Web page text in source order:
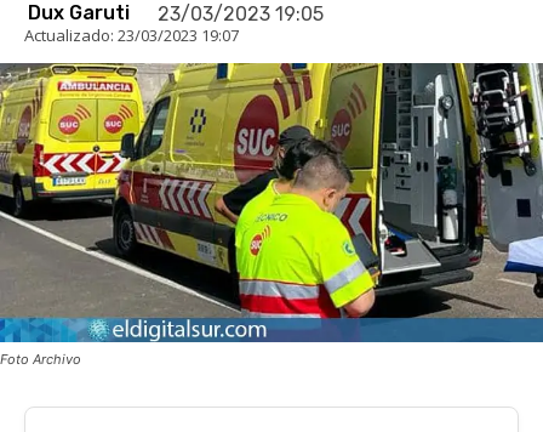
Dux Garuti 23/03/2023 19:05
Actualizado: 23/03/2023 19:07
Foto Archivo